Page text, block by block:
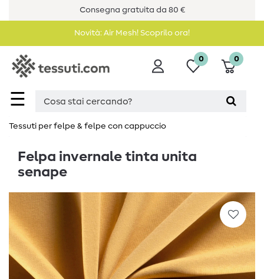
Consegna gratuita da 80 €
Novità: Air Mesh! Scoprilo ora!
☰
0 0
Tessuti per felpe & felpe con cappuccio
Felpa invernale tinta unita
senape